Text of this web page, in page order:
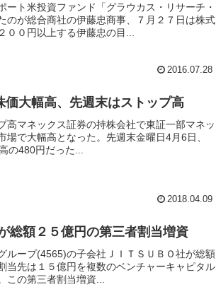
ト米投資ファンド「グラウカス・リサーチ・
のが総合商社の伊藤忠商事、７月２７日は株式
０円以上する伊藤忠の目...
2016.07.28
大幅高、先週末はストップ高
高マネックス証券の持株会社で東証一部マネッ
で大幅高となった。先週末金曜日4月6日、
の480円だった...
2018.04.09
総額２５億円の第三者割当増資
ループ(4565)の子会社ＪＩＴＳＵＢＯ社が総額
当先は１５億円を複数のベンチャーキャピタル
の第三者割当増資...